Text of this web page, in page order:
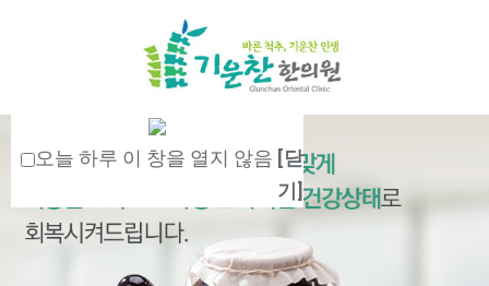
오늘 하루 이 창을 열지 않음
[닫
기]